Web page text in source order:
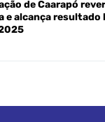
de Caarapó
e alcança